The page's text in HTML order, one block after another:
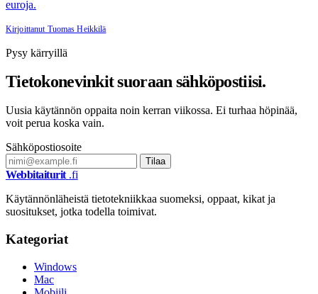
euroja.
Kirjoittanut Tuomas Heikkilä
Pysy kärryillä
Tietokonevinkit suoraan sähköpostiisi.
Uusia käytännön oppaita noin kerran viikossa. Ei turhaa höpinää,
voit perua koska vain.
Sähköpostiosoite
Tilaa
Webbitaiturit .fi
Käytännönläheistä tietotekniikkaa suomeksi, oppaat, kikat ja
suositukset, jotka todella toimivat.
Kategoriat
Windows
Mac